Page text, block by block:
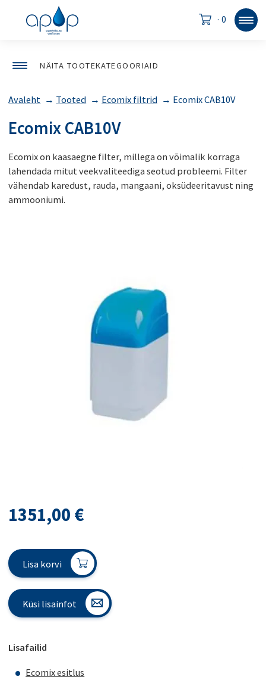
· 0
NÄITA TOOTEKATEGOORIAID
Avaleht → Tooted → Ecomix filtrid → Ecomix CAB10V
Ecomix CAB10V
Ecomix on kaasaegne filter, millega on võimalik korraga
lahendada mitut veekvaliteediga seotud probleemi. Filter
vähendab karedust, rauda, mangaani, oksüdeeritavust ning
ammooniumi.
1351,00 €
Lisa korvi
Küsi lisainfot
Lisafailid
Ecomix esitlus